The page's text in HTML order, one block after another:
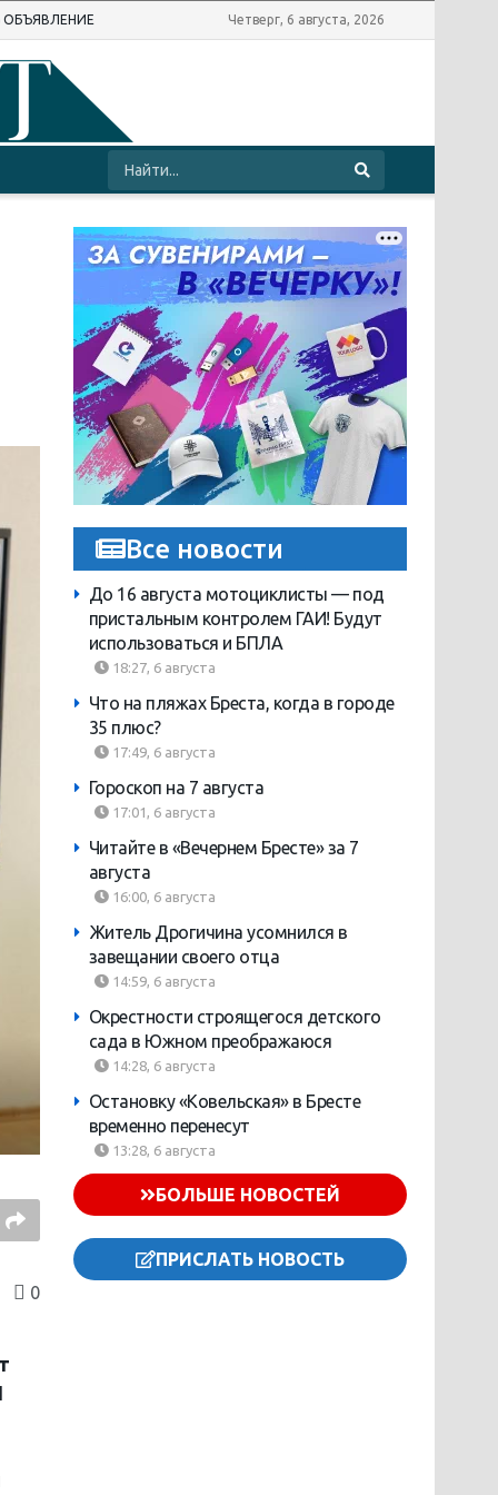
ОБЪЯВЛЕНИЕ Четверг, 6 августа, 2026
0
Все новости
До 16 августа мотоциклисты — под
пристальным контролем ГАИ! Будут
использоваться и БПЛА
18:27, 6 августа
Что на пляжах Бреста, когда в городе
35 плюс?
17:49, 6 августа
Гороскоп на 7 августа
17:01, 6 августа
Читайте в «Вечернем Бресте» за 7
августа
16:00, 6 августа
Житель Дрогичина усомнился в
завещании своего отца
14:59, 6 августа
Окрестности строящегося детского
сада в Южном преображаюся
14:28, 6 августа
Остановку «Ковельская» в Бресте
временно перенесут
13:28, 6 августа
БОЛЬШЕ НОВОСТЕЙ
ПРИСЛАТЬ НОВОСТЬ